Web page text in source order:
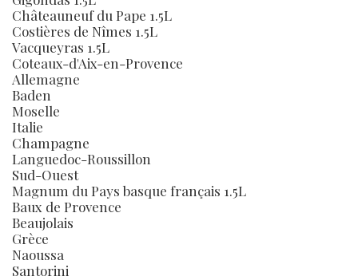
Châteauneuf du Pape 1.5L
Costières de Nîmes 1.5L
Vacqueyras 1.5L
Coteaux-d'Aix-en-Provence
Allemagne
Baden
Moselle
Italie
Champagne
Languedoc-Roussillon
Sud-Ouest
Magnum du Pays basque français 1.5L
Baux de Provence
Beaujolais
Grèce
Naoussa
Santorini